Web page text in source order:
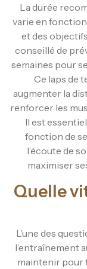
La durée
varie en
et des
conseillé de
semaines pour
Ce laps de
augmenter la
renforcer les
Il est
fonction de
l’écoute de
maximiser
Quelle
L’une des
l’entraînement
maintenir pour